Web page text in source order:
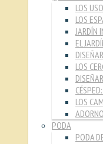
LOS
LOS
JARDÍN
EL
LOS
LOS
PODA
PODA